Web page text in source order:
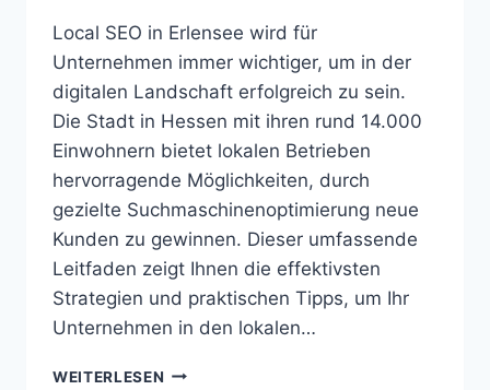
Local SEO in Erlensee wird für
Unternehmen immer wichtiger, um in der
digitalen Landschaft erfolgreich zu sein.
Die Stadt in Hessen mit ihren rund 14.000
Einwohnern bietet lokalen Betrieben
hervorragende Möglichkeiten, durch
gezielte Suchmaschinenoptimierung neue
Kunden zu gewinnen. Dieser umfassende
Leitfaden zeigt Ihnen die effektivsten
Strategien und praktischen Tipps, um Ihr
Unternehmen in den lokalen…
WEITERLESEN LOCAL